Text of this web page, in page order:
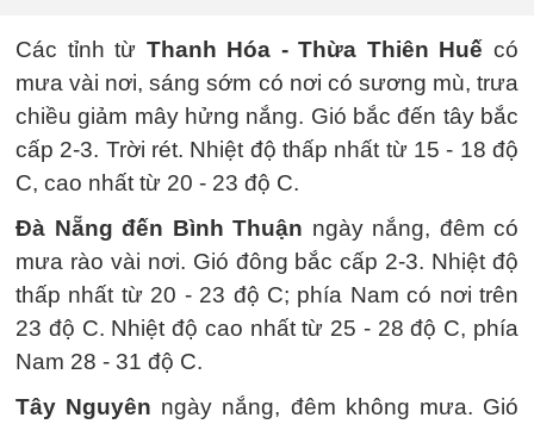
Các tỉnh từ Thanh Hóa - Thừa Thiên Huế có
mưa vài nơi, sáng sớm có nơi có sương mù, trưa
chiều giảm mây hửng nắng. Gió bắc đến tây bắc
cấp 2-3. Trời rét. Nhiệt độ thấp nhất từ 15 - 18 độ
C, cao nhất từ 20 - 23 độ C.
Đà Nẵng đến Bình Thuận ngày nắng, đêm có
mưa rào vài nơi. Gió đông bắc cấp 2-3. Nhiệt độ
thấp nhất từ 20 - 23 độ C; phía Nam có nơi trên
23 độ C. Nhiệt độ cao nhất từ 25 - 28 độ C, phía
Nam 28 - 31 độ C.
Tây Nguyên ngày nắng, đêm không mưa. Gió